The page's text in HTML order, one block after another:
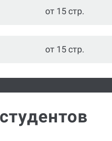
от 15 стр.
от 15 стр.
от 15 стр.